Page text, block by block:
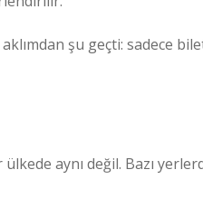
şu geçti: sadece
aynı değil. Bazı